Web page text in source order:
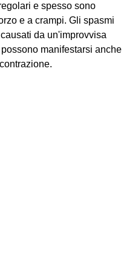
e spesso sono
e a crampi. Gli spasmi
da un'improvvisa
manifestarsi anche